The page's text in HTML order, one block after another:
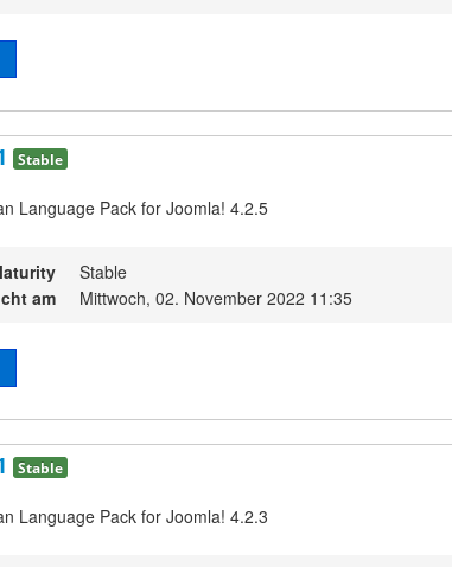
Stable
Language Pack for Joomla! 4.2.5
Stable
am
Mittwoch, 02. November 2022 11:35
Stable
Language Pack for Joomla! 4.2.3